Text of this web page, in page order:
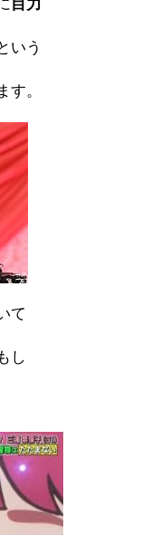
目力
いう
。
て
し